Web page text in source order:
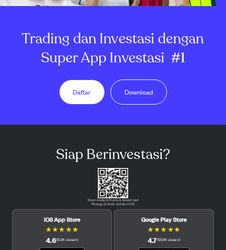
Trading dan Investasi dengan
Super App Investasi #1
Daftar Download
Siap Berinvestasi?
Scan kode QR untuk download
Pluang di Android dan iOS.
iOS App Store
★★★ ★★
4.6(12.3K ulasan)
Google Play Store
★★★ ★★
4.7(122.1K ulasan)